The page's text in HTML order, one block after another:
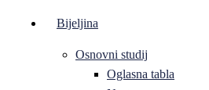
Bijeljina
Osnovni studij
Oglasna tabla